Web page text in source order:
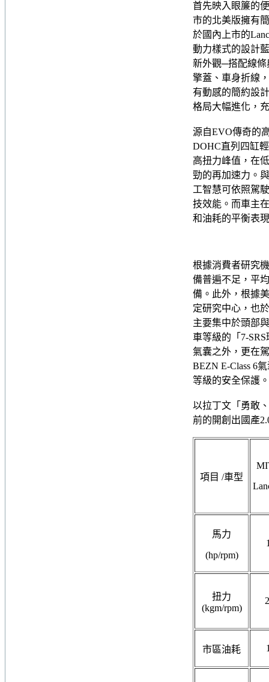
首先映入眼簾的
市的北美版擁有
於國內上市的
動力樣式的設計
新外觀─搭配線條
擎蓋、車身折線
有動感的簡約設
格局大幅進化，
源自EVO傳奇的
DOHC直列四缸
高扭力峰值，在
勁的再加速力。
工智慧可依照駕
技效能。而車主
和油耗的平衡表
根據消費者研究
備普遍不足，平
備。此外，根據
定研究中心，也
主要集中於頭部
車等級的「7-
氣囊之外，更在
BEZN E-Class 6
等級的安全保護。
以拉丁文「勇敢
前的開創出國產
項目 /車型
馬力
(hp/rpm)
扭力
(kgm/rpm)
市區油耗